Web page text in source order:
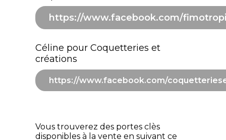
https://www.facebook.com/
Céline pour Coquetteries et
créations
https://www.facebook.com/
Vous trouverez des portes clès
disponibles à la vente en suivant ce